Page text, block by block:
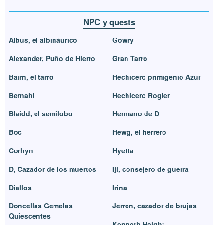
NPC y quests
Albus, el albináurico
Alexander, Puño de Hierro
Bairn, el tarro
Bernahl
Blaidd, el semilobo
Boc
Corhyn
D, Cazador de los muertos
Diallos
Doncellas Gemelas
Quiescentes
Gowry
Gran Tarro
Hechicero primigenio Azur
Hechicero Rogier
Hermano de D
Hewg, el herrero
Hyetta
Iji, consejero de guerra
Irina
Jerren, cazador de brujas